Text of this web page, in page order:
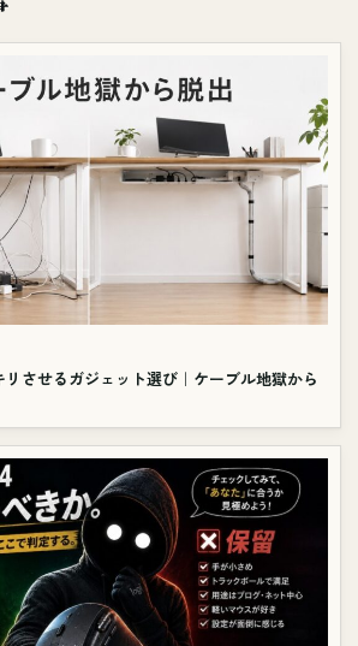
させるガジェット選び｜ケーブル地獄から